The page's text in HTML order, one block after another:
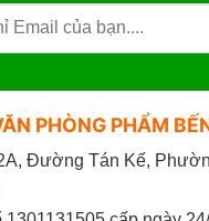
PHÒNG PHẨM
Đường Tán Kế,